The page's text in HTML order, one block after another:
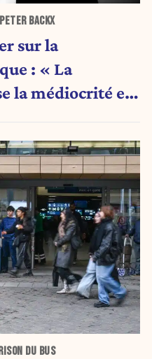
BACKX
sur la
: « La
la médiocrité et
DU BUS